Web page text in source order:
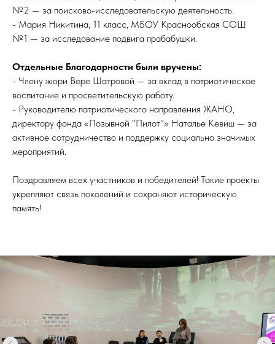
№2 — за поисково-исследовательскую деятельность.
- Мария Никитина, 11 класс, МБОУ Краснообская СОШ
№1 — за исследование подвига прабабушки.
Отдельные Благодарности были вручены:
- Члену жюри Вере Шатровой — за вклад в патриотическое
воспитание и просветительскую работу.
- Руководителю патриотического направления ЖАНО,
директору фонда «Позывной "Пилот"» Наталье Кевиш — за
активное сотрудничество и поддержку социально значимых
мероприятий.
Поздравляем всех участников и победителей! Такие проекты
укрепляют связь поколений и сохраняют историческую
память!